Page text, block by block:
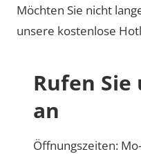
Möchten Sie nicht
unsere kostenlose
Rufen
an
Öffnungszeiten: